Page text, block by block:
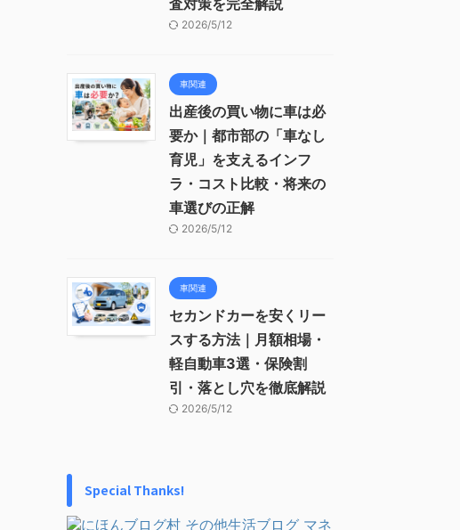
査対策を完全解説
2026/5/12
車関連
出産後の買い物に車は必
要か｜都市部の「車なし
育児」を支えるインフ
ラ・コスト比較・将来の
車選びの正解
2026/5/12
車関連
セカンドカーを安くリー
スする方法｜月額相場・
軽自動車3選・保険割
引・落とし穴を徹底解説
2026/5/12
Special Thanks!